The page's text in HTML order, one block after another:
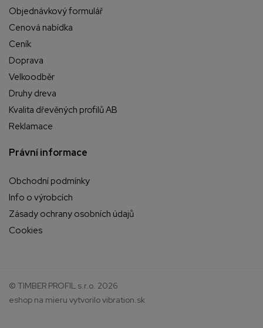
Objednávkový formulář
Cenová nabídka
Ceník
Doprava
Velkoodběr
Druhy dreva
Kvalita dřevěných profilů AB
Reklamace
Právní informace
Obchodní podmínky
Info o výrobcích
Zásady ochrany osobních údajů
Cookies
© TIMBER PROFIL s.r.o. 2026
eshop na mieru vytvorilovibration.sk